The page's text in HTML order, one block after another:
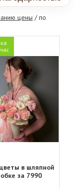
цены / по
в шляпной
за 7990